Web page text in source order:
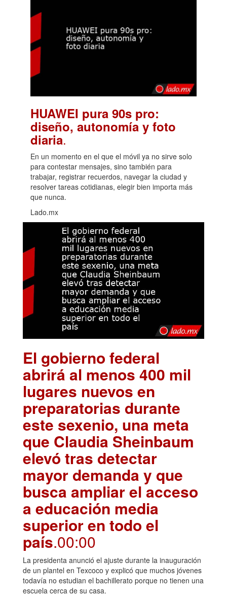
HUAWEI pura 90s pro:
diseño, autonomía y foto
diaria.
En un momento en el que el móvil ya no sirve solo
para contestar mensajes, sino también para
trabajar, registrar recuerdos, navegar la ciudad y
resolver tareas cotidianas, elegir bien importa más
que nunca.
Lado.mx
El gobierno federal
abrirá al menos 400 mil
lugares nuevos en
preparatorias durante
este sexenio, una meta
que Claudia Sheinbaum
elevó tras detectar
mayor demanda y que
busca ampliar el acceso
a educación media
superior en todo el
país.00:00
La presidenta anunció el ajuste durante la inauguración
de un plantel en Texcoco y explicó que muchos jóvenes
todavía no estudian el bachillerato porque no tienen una
escuela cerca de su casa.